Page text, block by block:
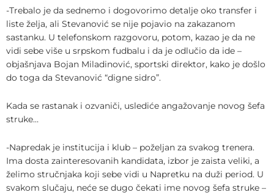
-Trebalo je da sednemo i dogovorimo detalje oko transfer i
liste želja, ali Stevanović se nije pojavio na zakazanom
sastanku. U telefonskom razgovoru, potom, kazao je da ne
vidi sebe više u srpskom fudbalu i da je odlučio da ide –
objašnjava Bojan Miladinović, sportski direktor, kako je došlo
do toga da Stevanović “digne sidro”.
Kada se rastanak i ozvaniči, uslediće angažovanje novog šefa
struke…
-Napredak je institucija i klub – poželjan za svakog trenera.
Ima dosta zainteresovanih kandidata, izbor je zaista veliki, a
želimo stručnjaka koji sebe vidi u Napretku na duži period. U
svakom slučaju, neće se dugo čekati ime novog šefa struke –